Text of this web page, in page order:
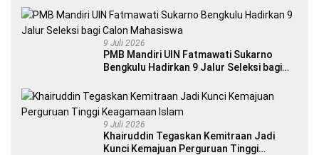
9 Juli 2026
PMB Mandiri UIN Fatmawati Sukarno
Bengkulu Hadirkan 9 Jalur Seleksi bagi
9 Juli 2026
Khairuddin Tegaskan Kemitraan Jadi
Kunci Kemajuan Perguruan Tinggi